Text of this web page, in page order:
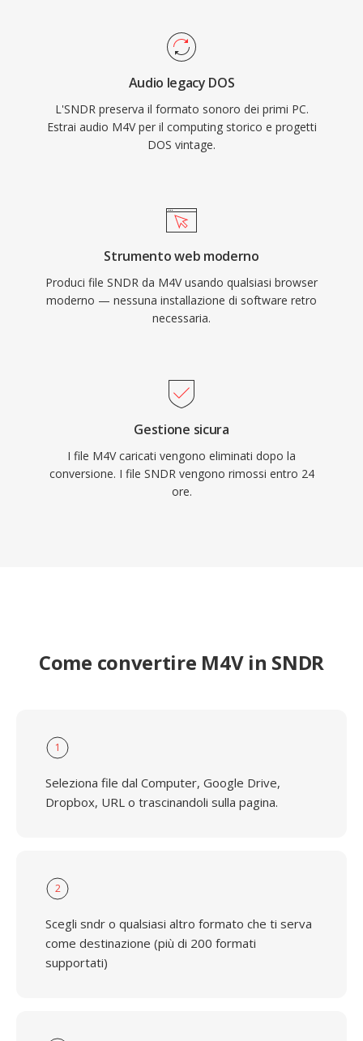
Audio legacy DOS
L'SNDR preserva il formato sonoro dei primi PC.
Estrai audio M4V per il computing storico e progetti
DOS vintage.
Strumento web moderno
Produci file SNDR da M4V usando qualsiasi browser
moderno — nessuna installazione di software retro
necessaria.
Gestione sicura
I file M4V caricati vengono eliminati dopo la
conversione. I file SNDR vengono rimossi entro 24
ore.
Come convertire M4V in SNDR
1
Seleziona file dal Computer, Google Drive,
Dropbox, URL o trascinandoli sulla pagina.
2
Scegli sndr o qualsiasi altro formato che ti serva
come destinazione (più di 200 formati
supportati)